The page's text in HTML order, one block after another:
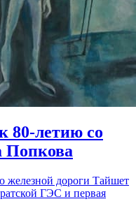
80-летию со
Попкова
железной дороги Тайшет
ГЭС и первая